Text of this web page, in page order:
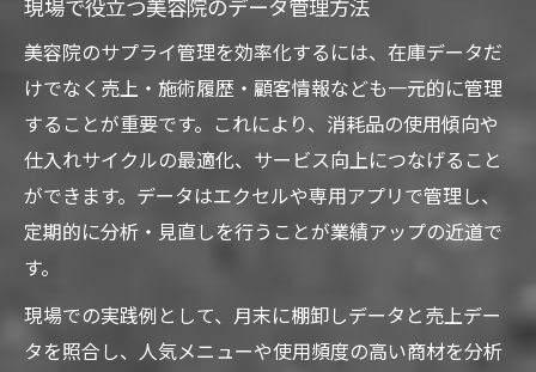
現場で役立つ美容院のデータ管理方法
美容院のサプライ管理を効率化するには、在庫データだ
けでなく売上・施術履歴・顧客情報なども一元的に管理
することが重要です。これにより、消耗品の使用傾向や
仕入れサイクルの最適化、サービス向上につなげること
ができます。データはエクセルや専用アプリで管理し、
定期的に分析・見直しを行うことが業績アップの近道で
す。
現場での実践例として、月末に棚卸しデータと売上デー
タを照合し、人気メニューや使用頻度の高い商材を分析